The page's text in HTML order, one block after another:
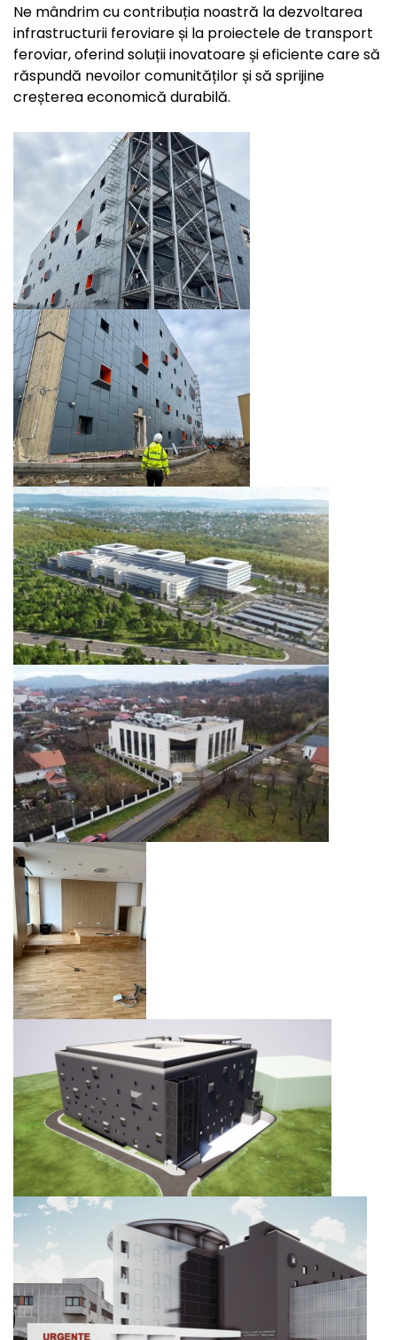
Ne mândrim cu contribuția noastră la dezvoltarea
infrastructurii feroviare și la proiectele de transport
feroviar, oferind soluții inovatoare și eficiente care să
răspundă nevoilor comunităților și să sprijine
creșterea economică durabilă.